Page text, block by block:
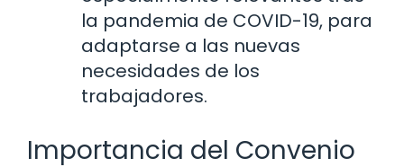
la pandemia de COVID-19, para
adaptarse a las nuevas
necesidades de los
trabajadores.
Importancia del Convenio